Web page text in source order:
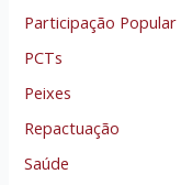
Participação Popular
PCTs
Peixes
Repactuação
Saúde